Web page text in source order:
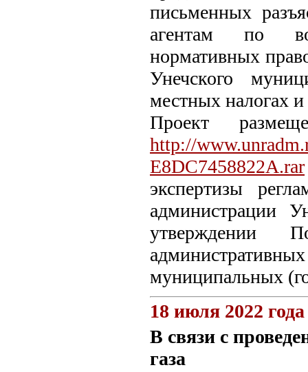
письменных
агентам по
нормативных
Унечского
местных налогах
Проект
http://
E8DC7458822A.rar
экспертизы
администрации
утверждении
муниципальных
18 июля 2022 года
В связи с
газа